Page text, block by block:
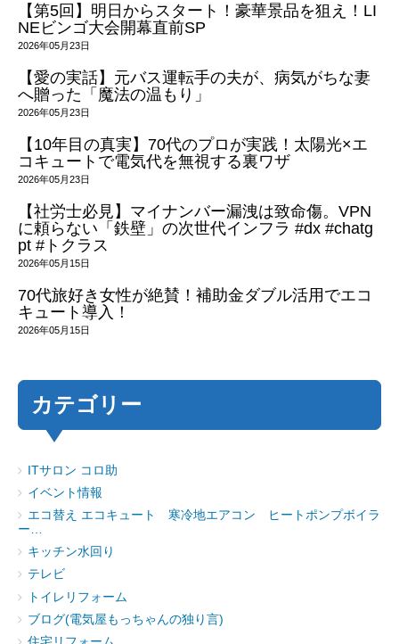
【第5回】明日からスタート！豪華景品を狙え！LI
NEビンゴ大会開幕直前SP
2026年05月23日
【愛の実話】元バス運転手の夫が、病気がちな妻
へ贈った「魔法の温もり」
2026年05月23日
【10年目の真実】70代のプロが実践！太陽光×エ
コキュートで電気代を無視する裏ワザ
2026年05月23日
【社労士必見】マイナンバー漏洩は致命傷。VPN
に頼らない「鉄壁」の次世代インフラ #dx #chatg
pt #トクラス
2026年05月15日
70代旅好き女性が絶賛！補助金ダブル活用でエコ
キュート導入！
2026年05月15日
カテゴリー
ITサロン コロ助
イベント情報
エコ替え エコキュート 寒冷地エアコン ヒートポンプボイラ
ー…
キッチン水回り
テレビ
トイレリフォーム
ブログ(電気屋もっちゃんの独り言)